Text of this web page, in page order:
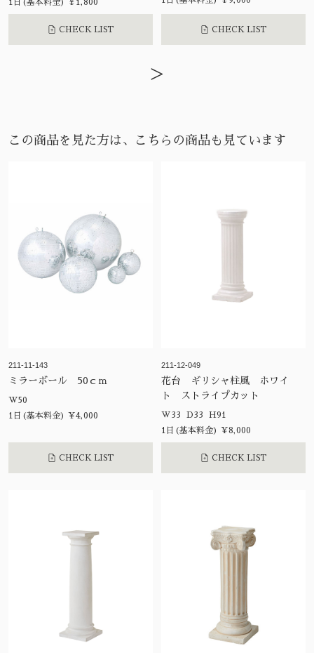
1日(基本料金) ¥1,800
CHECK LIST CHECK LIST
>
この商品を見た方は、こちらの商品も見ています
211-11-143
ミラーボール 50ｃｍ
W50
1日(基本料金) ¥4,000
CHECK LIST
211-12-049
花台 ギリシャ柱風 ホワイ
ト ストライプカット
W33 D33 H91
1日(基本料金) ¥8,000
CHECK LIST